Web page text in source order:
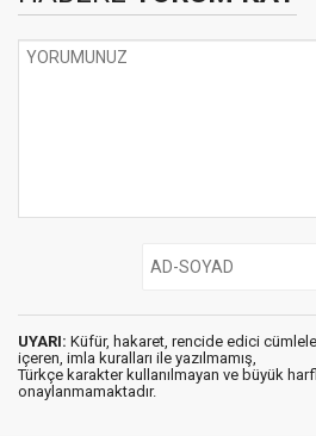
UYARI: Küfür, hakaret, rencide edici
içeren, imla kuralları ile yazılmamış,
Türkçe karakter kullanılmayan ve büyük
onaylanmamaktadır.